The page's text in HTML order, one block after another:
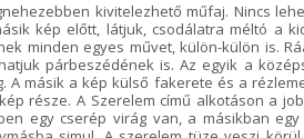
kivitelezhető műfaj. Nincs
kép előtt, látjuk, csodálatra méltó a
minden egyes művet, külön-külön is.
párbeszédének is. Az egyik a
A másik a kép külső fakerete és a
része. A Szerelem című alkotáson a
egy cserép virág van, a másikban